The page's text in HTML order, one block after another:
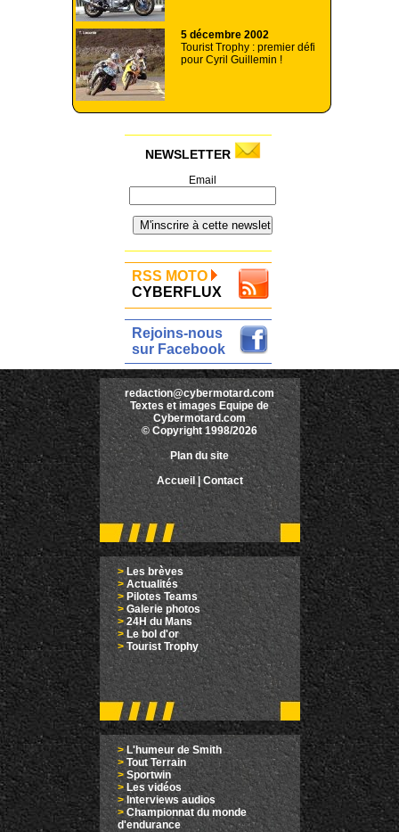
5 décembre 2002
Tourist Trophy : premier défi
pour Cyril Guillemin !
NEWSLETTER
Email
RSS MOTO
CYBERFLUX
Rejoins-nous
sur Facebook
redaction@cybermotard.com
Textes et images Equipe de
Cybermotard.com
© Copyright 1998/2026
Plan du site
Accueil |Contact
>Les brèves
> Actualités
> Pilotes Teams
>Galerie photos
>24H du Mans
>Le bol d'or
> Tourist Trophy
>L'humeur de Smith
> Tout Terrain
> Sportwin
> Les vidéos
> Interviews audios
>Championnat du monde
d'endurance